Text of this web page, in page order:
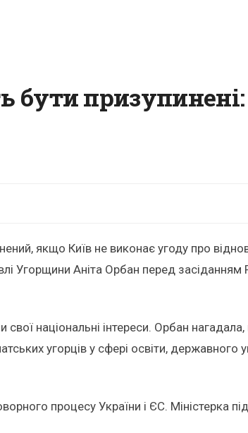
бути
якщо Київ не виконає угоду про
Угорщини Аніта Орбан перед
національні інтереси. Орбан нагадала,
угорців у сфері освіти, державного
процесу України і ЄС. Міністерка